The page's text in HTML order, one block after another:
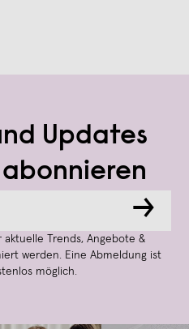
Updates
→
Trends, Angebote &
werden. Eine Abmeldung ist
möglich.